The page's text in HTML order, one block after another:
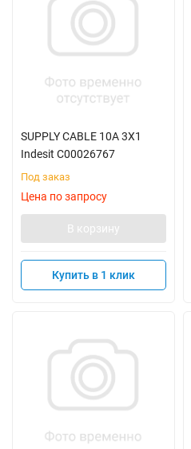
SUPPLY CABLE 10A 3X1
Indesit C00026767
Под заказ
Цена по запросу
В корзину
Купить в 1 клик